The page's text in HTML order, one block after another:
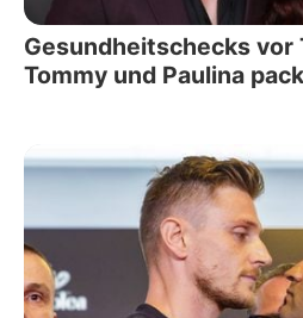
Gesundheitschecks vor
Tommy und Paulina